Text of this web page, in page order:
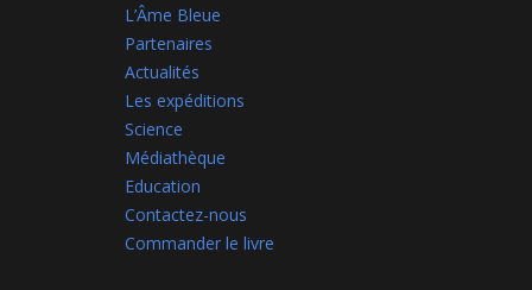
L’Âme Bleue
Partenaires
Actualités
Les expéditions
Science
Médiathèque
Education
Contactez-nous
Commander le livre